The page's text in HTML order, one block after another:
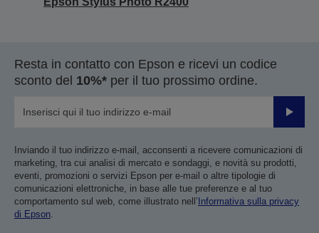
Resta in contatto con Epson e ricevi un codice
sconto del 10%* per il tuo prossimo ordine.
Invia
Inviando il tuo indirizzo e-mail, acconsenti a ricevere comunicazioni di
marketing, tra cui analisi di mercato e sondaggi, e novità su prodotti,
eventi, promozioni o servizi Epson per e-mail o altre tipologie di
comunicazioni elettroniche, in base alle tue preferenze e al tuo
comportamento sul web, come illustrato nell’ Informativa sulla privacy
di Epson